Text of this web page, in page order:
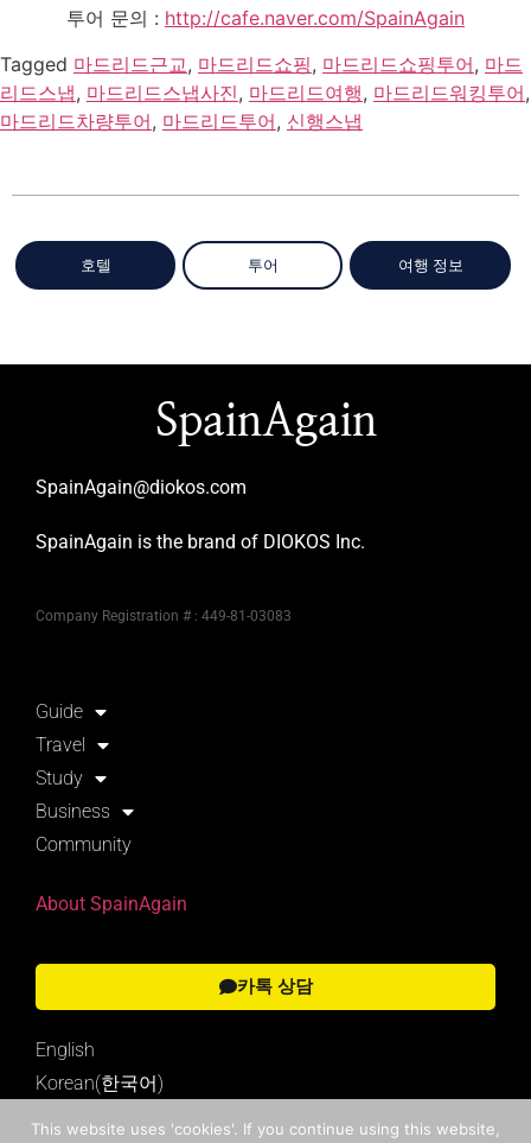
투어 문의 : http://cafe.naver.com/SpainAgain
Tagged 마드리드근교, 마드리드쇼핑, 마드리드쇼핑투어, 마드
리드스냅, 마드리드스냅사진, 마드리드여행, 마드리드워킹투어,
마드리드차량투어, 마드리드투어, 신행스냅
호텔 투어 여행 정보
SpainAgain
SpainAgain@diokos.com
SpainAgain is the brand of DIOKOS Inc.
Company Registration # : 449-81-03083
Guide
Travel
Study
Business
Community
About SpainAgain
카톡 상담
English
Korean(한국어)
This website uses 'cookies'. If you continue using this website,